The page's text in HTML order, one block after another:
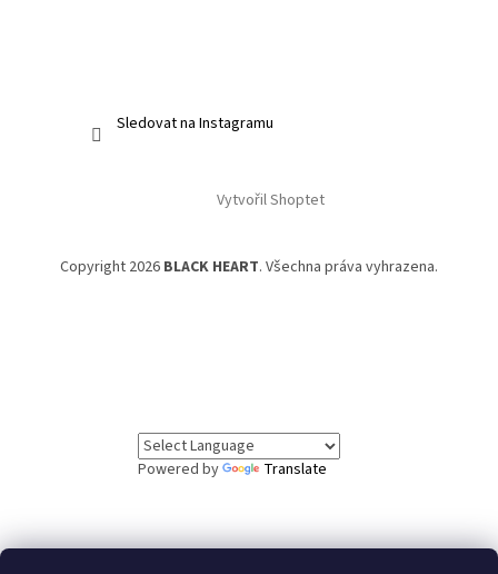
Sledovat na Instagramu
Vytvořil Shoptet
Copyright 2026 BLACK HEART. Všechna práva vyhrazena.
Powered by Translate